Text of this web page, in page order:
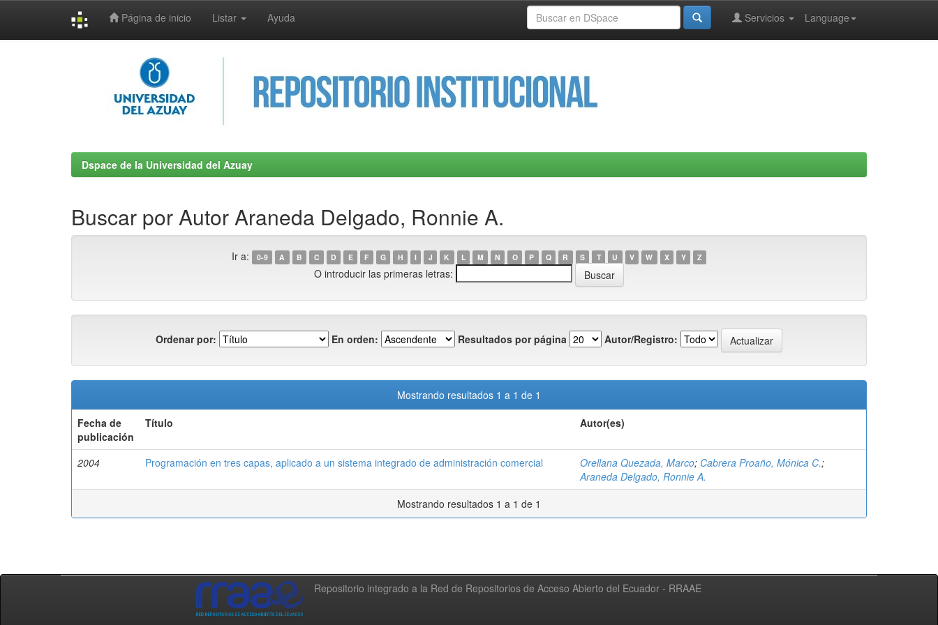
Página de inicio Listar Ayuda Language
Servicios
Dspace de la Universidad del Azuay
Buscar por Autor Araneda Delgado, Ronnie A.
Ir a: 0-9 A B C D E F G H I J K L M N O P Q R S T U V W X Y Z
O introducir las primeras letras:
Ordenar por: En orden: Resultados por página Autor/Registro:
Mostrando resultados 1 a 1 de 1
Fecha de
publicación
Título Autor(es)
2004 Programación en tres capas, aplicado a un sistema integrado de administración comercial Orellana Quezada, Marco; Cabrera Proaño, Mónica C.;
Araneda Delgado, Ronnie A.
Mostrando resultados 1 a 1 de 1
Repositorio integrado a la Red de Repositorios de Acceso Abierto del Ecuador - RRAAE